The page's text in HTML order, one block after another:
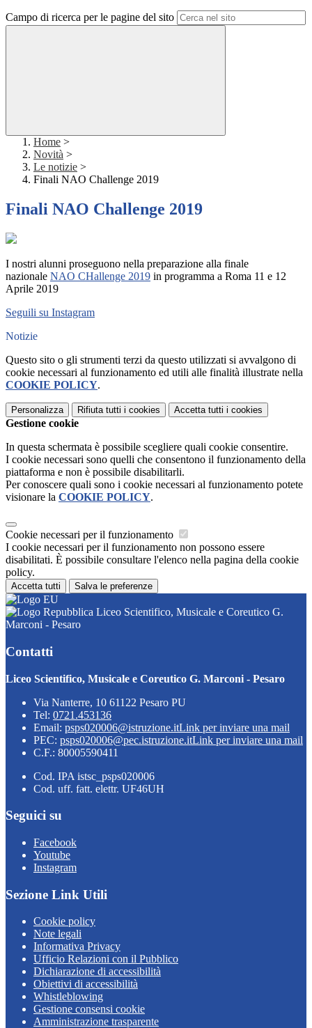
Campo di ricerca per le pagine del sito
Home >
Novità >
Le notizie >
Finali NAO Challenge 2019
Finali NAO Challenge 2019
I nostri alunni proseguono nella preparazione alla finale
nazionale NAO CHallenge 2019 in programma a Roma 11 e 12
Aprile 2019
Seguili su Instagram
Notizie
Questo sito o gli strumenti terzi da questo utilizzati si avvalgono di
cookie necessari al funzionamento ed utili alle finalità illustrate nella
COOKIE POLICY.
Personalizza Rifiuta tutti i cookies Accetta tutti i cookies
Gestione cookie
In questa schermata è possibile scegliere quali cookie consentire.
I cookie necessari sono quelli che consentono il funzionamento della
piattaforma e non è possibile disabilitarli.
Per conoscere quali sono i cookie necessari al funzionamento potete
visionare la COOKIE POLICY.
Cookie necessari per il funzionamento
I cookie necessari per il funzionamento non possono essere
disabilitati. È possibile consultare l'elenco nella pagina della cookie
policy.
Accetta tutti Salva le preferenze
Liceo Scientifico, Musicale e Coreutico G.
Marconi - Pesaro
Contatti
Liceo Scientifico, Musicale e Coreutico G. Marconi - Pesaro
Via Nanterre, 10 61122 Pesaro PU
Tel: 0721.453136
Email: psps020006@istruzione.itLink per inviare una mail
PEC: psps020006@pec.istruzione.itLink per inviare una mail
C.F.: 80005590411
Cod. IPA istsc_psps020006
Cod. uff. fatt. elettr. UF46UH
Seguici su
Facebook
Youtube
Instagram
Sezione Link Utili
Cookie policy
Note legali
Informativa Privacy
Ufficio Relazioni con il Pubblico
Dichiarazione di accessibilità
Obiettivi di accessibilità
Whistleblowing
Gestione consensi cookie
Amministrazione trasparente